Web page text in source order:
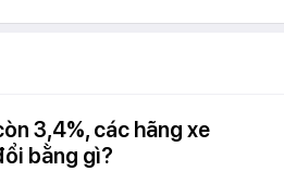
3,4%, các hãng xe
bằng gì?